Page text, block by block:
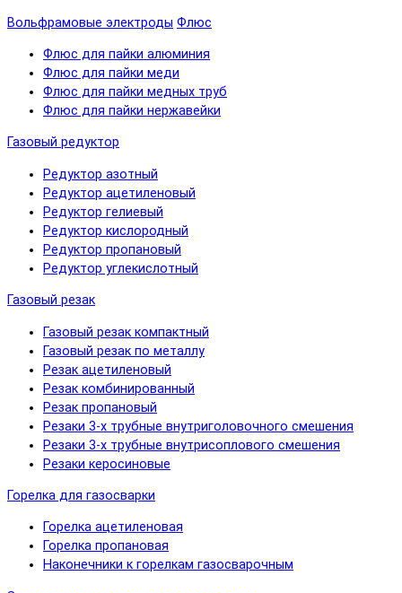
Вольфрамовые электроды Флюс
Флюс для пайки алюминия
Флюс для пайки меди
Флюс для пайки медных труб
Флюс для пайки нержавейки
Газовый редуктор
Редуктор азотный
Редуктор ацетиленовый
Редуктор гелиевый
Редуктор кислородный
Редуктор пропановый
Редуктор углекислотный
Газовый резак
Газовый резак компактный
Газовый резак по металлу
Резак ацетиленовый
Резак комбинированный
Резак пропановый
Резаки 3-х трубные внутриголовочного смешения
Резаки 3-х трубные внутрисоплового смешения
Резаки керосиновые
Горелка для газосварки
Горелка ацетиленовая
Горелка пропановая
Наконечники к горелкам газосварочным